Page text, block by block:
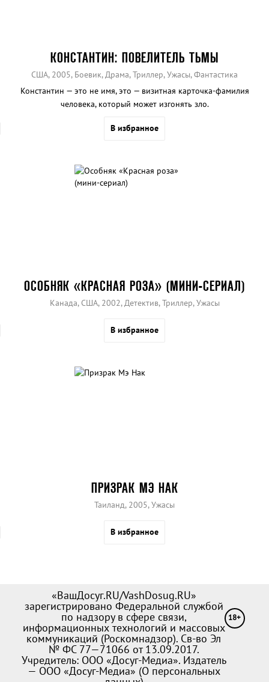
КОНСТАНТИН: ПОВЕЛИТЕЛЬ ТЬМЫ
США, 2005, Боевик, Драма, Триллер, Ужасы, Фантастика
Константин — это не имя, это — визитная карточка-фамилия
человека, который может изгонять зло.
В избранное
ОСОБНЯК «КРАСНАЯ РОЗА» (МИНИ-СЕРИАЛ)
Канада, США, 2002, Детектив, Триллер, Ужасы
В избранное
ПРИЗРАК МЭ НАК
Таиланд, 2005, Ужасы
В избранное
«ВашДосуг.RU/VashDosug.RU»
зарегистрировано Федеральной службой
по надзору в сфере связи,
информационных технологий и массовых
коммуникаций (Роскомнадзор). Св-во Эл
№ ФС 77—71066 от 13.09.2017.
Учредитель: ООО «Досуг-Медиа». Издатель
— ООО «Досуг-Медиа» (О персональных
18+